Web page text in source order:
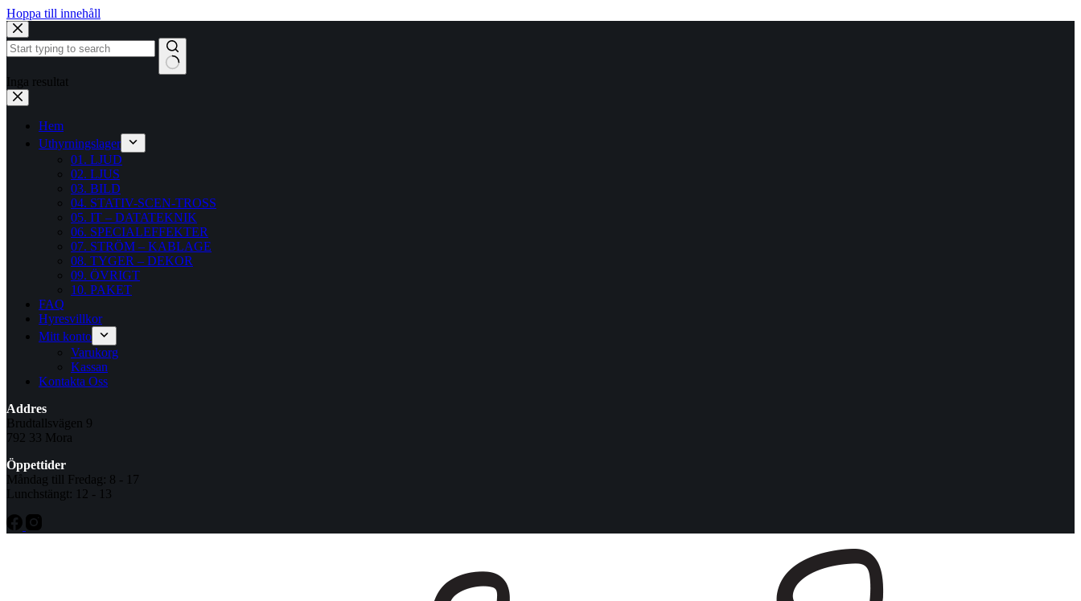
Hoppa till innehåll
Inga resultat
Hem
Uthyrningslager
01. LJUD
02. LJUS
03. BILD
04. STATIV-SCEN-TROSS
05. IT – DATATEKNIK
06. SPECIALEFFEKTER
07. STRÖM – KABLAGE
08. TYGER – DEKOR
09. ÖVRIGT
10. PAKET
FAQ
Hyresvillkor
Mitt konto
Varukorg
Kassan
Kontakta Oss
Addres
Brudtallsvägen 9
792 33 Mora
Öppettider
Måndag till Fredag: 8 - 17
Lunchstängt: 12 - 13